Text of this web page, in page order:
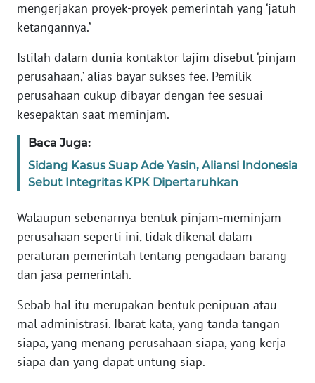
mengerjakan proyek-proyek pemerintah yang ‘jatuh
ketangannya.’
Istilah dalam dunia kontaktor lajim disebut ‘pinjam
perusahaan,’ alias bayar sukses fee. Pemilik
perusahaan cukup dibayar dengan fee sesuai
kesepaktan saat meminjam.
Baca Juga:
Sidang Kasus Suap Ade Yasin, Aliansi Indonesia
Sebut Integritas KPK Dipertaruhkan
Walaupun sebenarnya bentuk pinjam-meminjam
perusahaan seperti ini, tidak dikenal dalam
peraturan pemerintah tentang pengadaan barang
dan jasa pemerintah.
Sebab hal itu merupakan bentuk penipuan atau
mal administrasi. Ibarat kata, yang tanda tangan
siapa, yang menang perusahaan siapa, yang kerja
siapa dan yang dapat untung siap.
REDAKSI
KARIR
DISCLAIMER
Wahana
Regional
SUMUT
WN
JAKARTA
WN
JABAR
WN
BANTEN